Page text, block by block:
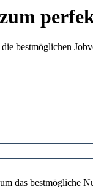
bestmöglichen
das bestmögliche